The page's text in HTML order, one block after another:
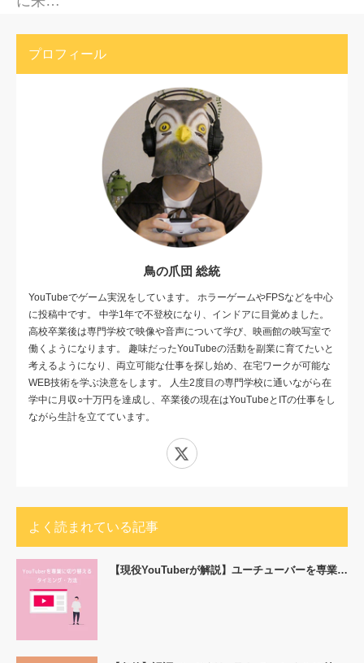
プロフィール
鳥の爪団 総統
YouTubeでゲーム実況をしています。 ホラーゲームやFPSなどを中心
に投稿中です。 中学1年で不登校になり、インドアに目覚めました。
高校卒業後は専門学校で映像や音声について学び、映画館の映写室で
働くようになります。 趣味だったYouTubeの活動を副業に育てたいと
考えるようになり、両立可能な仕事を探し始め、在宅ワークが可能な
WEB技術を学ぶ決意をします。 人生2度目の専門学校に通いながら在
学中に月収○十万円を達成し、卒業後の現在はYouTubeとITの仕事をし
ながら生計を立てています。
よく読まれている記事
【現役YouTuberが解説】ユーチューバーを専業…